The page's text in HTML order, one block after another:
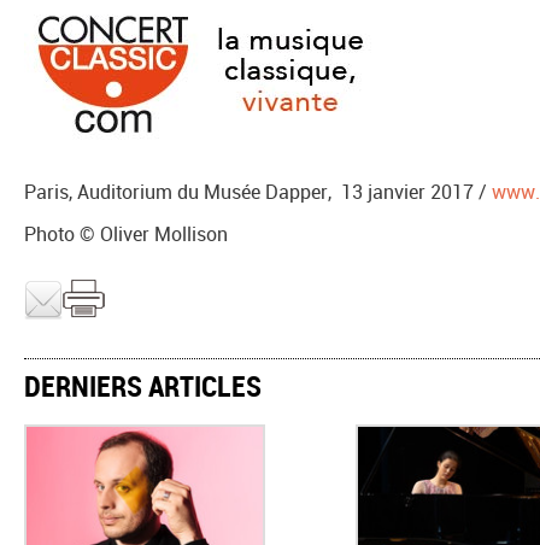
Paris, Auditorium du Musée Dapper, 13 janvier 2017 /
Photo © Oliver Mollison
DERNIERS ARTICLES